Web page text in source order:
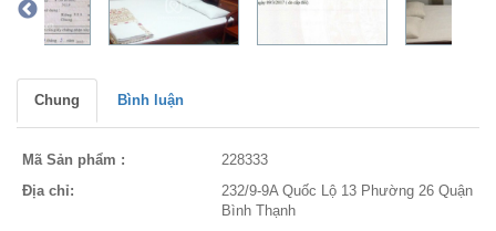
Chung Bình luận
Mã Sản phẩm :
228333
Địa chỉ:
232/9-9A Quốc Lộ 13 Phường 26 Quận
Bình Thạnh